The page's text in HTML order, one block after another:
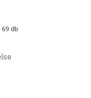
69 db